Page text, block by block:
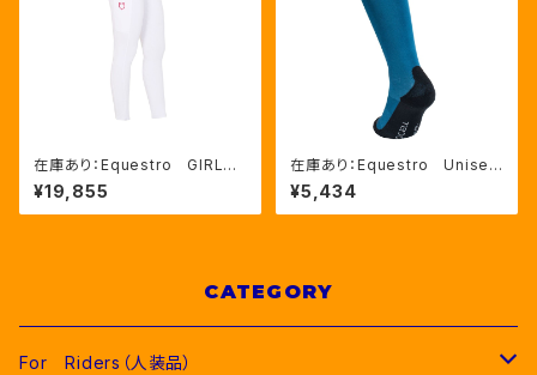
在庫あり：Equestro GIRLS'
スリムフィット フルグリップ
レギンス 3色 （ETKU0004
7）
¥19,855
在庫あり：Equestro Unisex
綿混 ロゴソックス（ETU00
023）
¥5,434
CATEGORY
For Riders（人装品）